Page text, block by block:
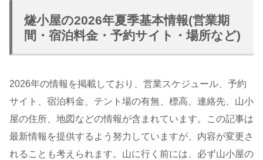
燧小屋の2026年夏季基本情報(営業期
間・宿泊料金・予約サイト・場所など)
2026年の情報を掲載しており、営業スケジュール、予約
サイト、宿泊料金、テント場の有無、標高、連絡先、山小
屋の住所、地図などの情報が含まれています。この記事は
最新情報を提供するよう努力していますが、内容が変更さ
れることも考えられます。山に行く前には、必ず山小屋の